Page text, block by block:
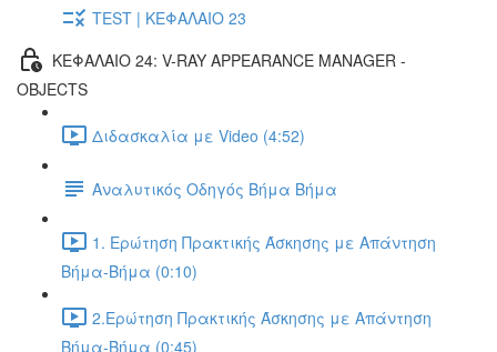
TEST | ΚΕΦΑΛΑΙΟ 23
ΚΕΦΑΛΑΙΟ 24: V-RAY APPEARANCE MANAGER -
OBJECTS
Διδασκαλία με Video (4:52)
Αναλυτικός Οδηγός Βήμα Βήμα
1. Ερώτηση Πρακτικής Άσκησης με Απάντηση
Βήμα-Βήμα (0:10)
2.Ερώτηση Πρακτικής Άσκησης με Απάντηση
Βήμα-Βήμα (0:45)